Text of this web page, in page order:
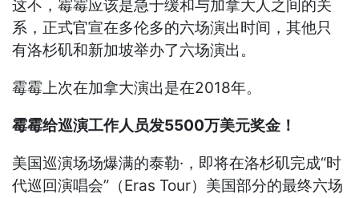
这不，霉霉应该是急于缓和与加拿大人之间的关
系，正式官宣在多伦多的六场演出时间，其他只
有洛杉矶和新加坡举办了六场演出。
霉霉上次在加拿大演出是在2018年。
霉霉给巡演工作人员发5500万美元奖金！
美国巡演场场爆满的泰勒·，即将在洛杉矶完成“时
代巡回演唱会”（Eras Tour）美国部分的最终六场